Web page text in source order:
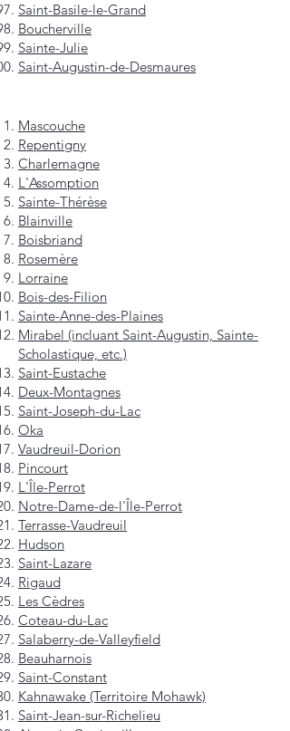
Saint-Basile-le-Grand
Boucherville
Sainte-Julie
Saint-Augustin-de-Desmaures
Mascouche
Repentigny
Charlemagne
L'Assomption
Sainte-Thérèse
Blainville
Boisbriand
Rosemère
Lorraine
Bois-des-Filion
Sainte-Anne-des-Plaines
Mirabel (incluant Saint-Augustin, Sainte-
Scholastique, etc.)
Saint-Eustache
Deux-Montagnes
Saint-Joseph-du-Lac
Oka
Vaudreuil-Dorion
Pincourt
L'Île-Perrot
Notre-Dame-de-l'Île-Perrot
Terrasse-Vaudreuil
Hudson
Saint-Lazare
Rigaud
Les Cèdres
Coteau-du-Lac
Salaberry-de-Valleyfield
Beauharnois
Saint-Constant
Kahnawake (Territoire Mohawk)
Saint-Jean-sur-Richelieu